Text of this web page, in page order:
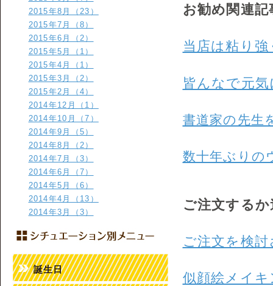
お勧め関連記
当店は粘り
皆んなで元
書道家の先生
数十年ぶりの
ご注文する
ご注文を検
似顔絵メイ
2015年8月（23）
2015年7月（8）
2015年6月（2）
2015年5月（1）
2015年4月（1）
2015年3月（2）
2015年2月（4）
2014年12月（1）
2014年10月（7）
2014年9月（5）
2014年8月（2）
2014年7月（3）
2014年6月（7）
2014年5月（6）
2014年4月（13）
2014年3月（3）
誕生日